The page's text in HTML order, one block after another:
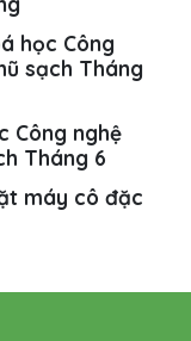
học Công
sạch Tháng
Công nghệ
Tháng 6
máy cô đặc